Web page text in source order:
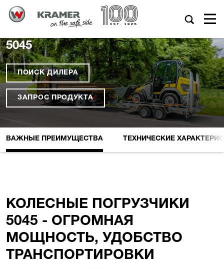
5045
ПОИСК ДИЛЕРА
ЗАПРОС ПРОДУКТА
ВАЖНЫЕ ПРЕИМУЩЕСТВА ТЕХНИЧЕСКИЕ
КОЛЕСНЫЕ ПОГРУЗЧИКИ
5045 - ОГРОМНАЯ
МОЩНОСТЬ, УДОБСТВО
ТРАНСПОРТИРОВКИ